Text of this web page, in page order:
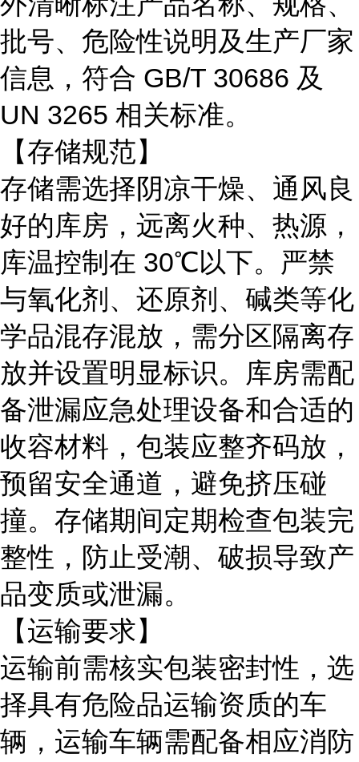
批号、危险性说明及生产厂家
信息，符合 GB/T 30686 及
UN 3265 相关标准。
【存储规范】
存储需选择阴凉干燥、通风良
好的库房，远离火种、热源，
库温控制在 30℃以下。严禁
与氧化剂、还原剂、碱类等化
学品混存混放，需分区隔离存
放并设置明显标识。库房需配
备泄漏应急处理设备和合适的
收容材料，包装应整齐码放，
预留安全通道，避免挤压碰
撞。存储期间定期检查包装完
整性，防止受潮、破损导致产
品变质或泄漏。
【运输要求】
运输前需核实包装密封性，选
择具有危险品运输资质的车
辆，运输车辆需配备相应消防